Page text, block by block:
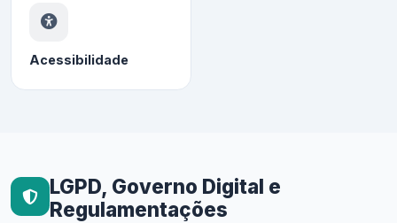
Acessibilidade
LGPD, Governo Digital e
Regulamentações